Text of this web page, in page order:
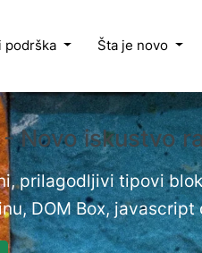
podrška Šta je novo
iskustvo
prilagodljivi tipovi
DOM Box,